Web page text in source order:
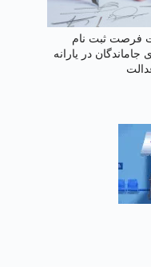
فرصت ثبت‌ نام
جاماندگان در یارانه